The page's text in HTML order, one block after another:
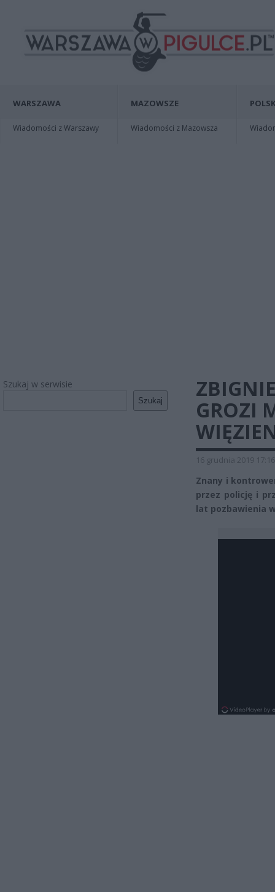
WARSZAWA
Wiadomości z Warszawy
MAZOWSZE
Wiadomości z Mazowsza
Szukaj w serwisie
Szukaj
GROZI
16 grudnia 2019 17:16
Znany i
przez policję i
lat pozbawienia